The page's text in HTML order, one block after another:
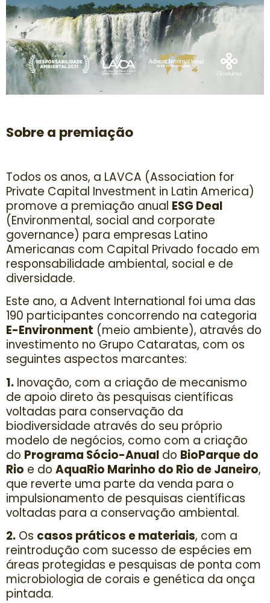
Sobre a premiação
Todos os anos, a LAVCA (Association for
Private Capital Investment in Latin America)
promove a premiação anual ESG Deal
(Environmental, social and corporate
governance) para empresas Latino
Americanas com Capital Privado focado em
responsabilidade ambiental, social e de
diversidade.
Este ano, a Advent International foi uma das
190 participantes concorrendo na categoria
E-Environment (meio ambiente), através do
investimento no Grupo Cataratas, com os
seguintes aspectos marcantes:
1. Inovação, com a criação de mecanismo
de apoio direto às pesquisas científicas
voltadas para conservação da
biodiversidade através do seu próprio
modelo de negócios, como com a criação
do Programa Sócio-Anual do BioParque do
Rio e do AquaRio Marinho do Rio de Janeiro,
que reverte uma parte da venda para o
impulsionamento de pesquisas científicas
voltadas para a conservação ambiental.
2. Os casos práticos e materiais, com a
reintrodução com sucesso de espécies em
áreas protegidas e pesquisas de ponta com
microbiologia de corais e genética da onça
pintada.